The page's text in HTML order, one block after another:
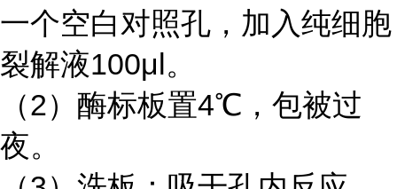
一个空白对照孔，加入纯细胞
裂解液100μl。
（2）酶标板置4℃，包被过
夜。